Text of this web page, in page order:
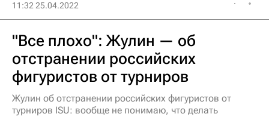
11:32 25.04.2022
"Все плохо": Жулин — об
отстранении российских
фигуристов от турниров
Жулин об отстранении российских фигуристов от
турниров ISU: вообще не понимаю, что делать